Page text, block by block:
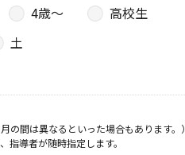
4歳〜
高校生
土
間は異なるといった場合もあります。）
導者が随時指定します。